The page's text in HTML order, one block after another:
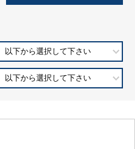
以下から選択して下さい
以下から選択して下さい